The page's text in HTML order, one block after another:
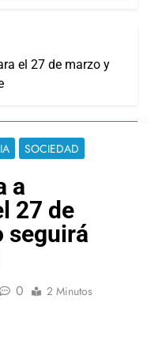
el 27 de marzo y
SOCIEDAD
a
27 de
seguirá
0 2 Minutos